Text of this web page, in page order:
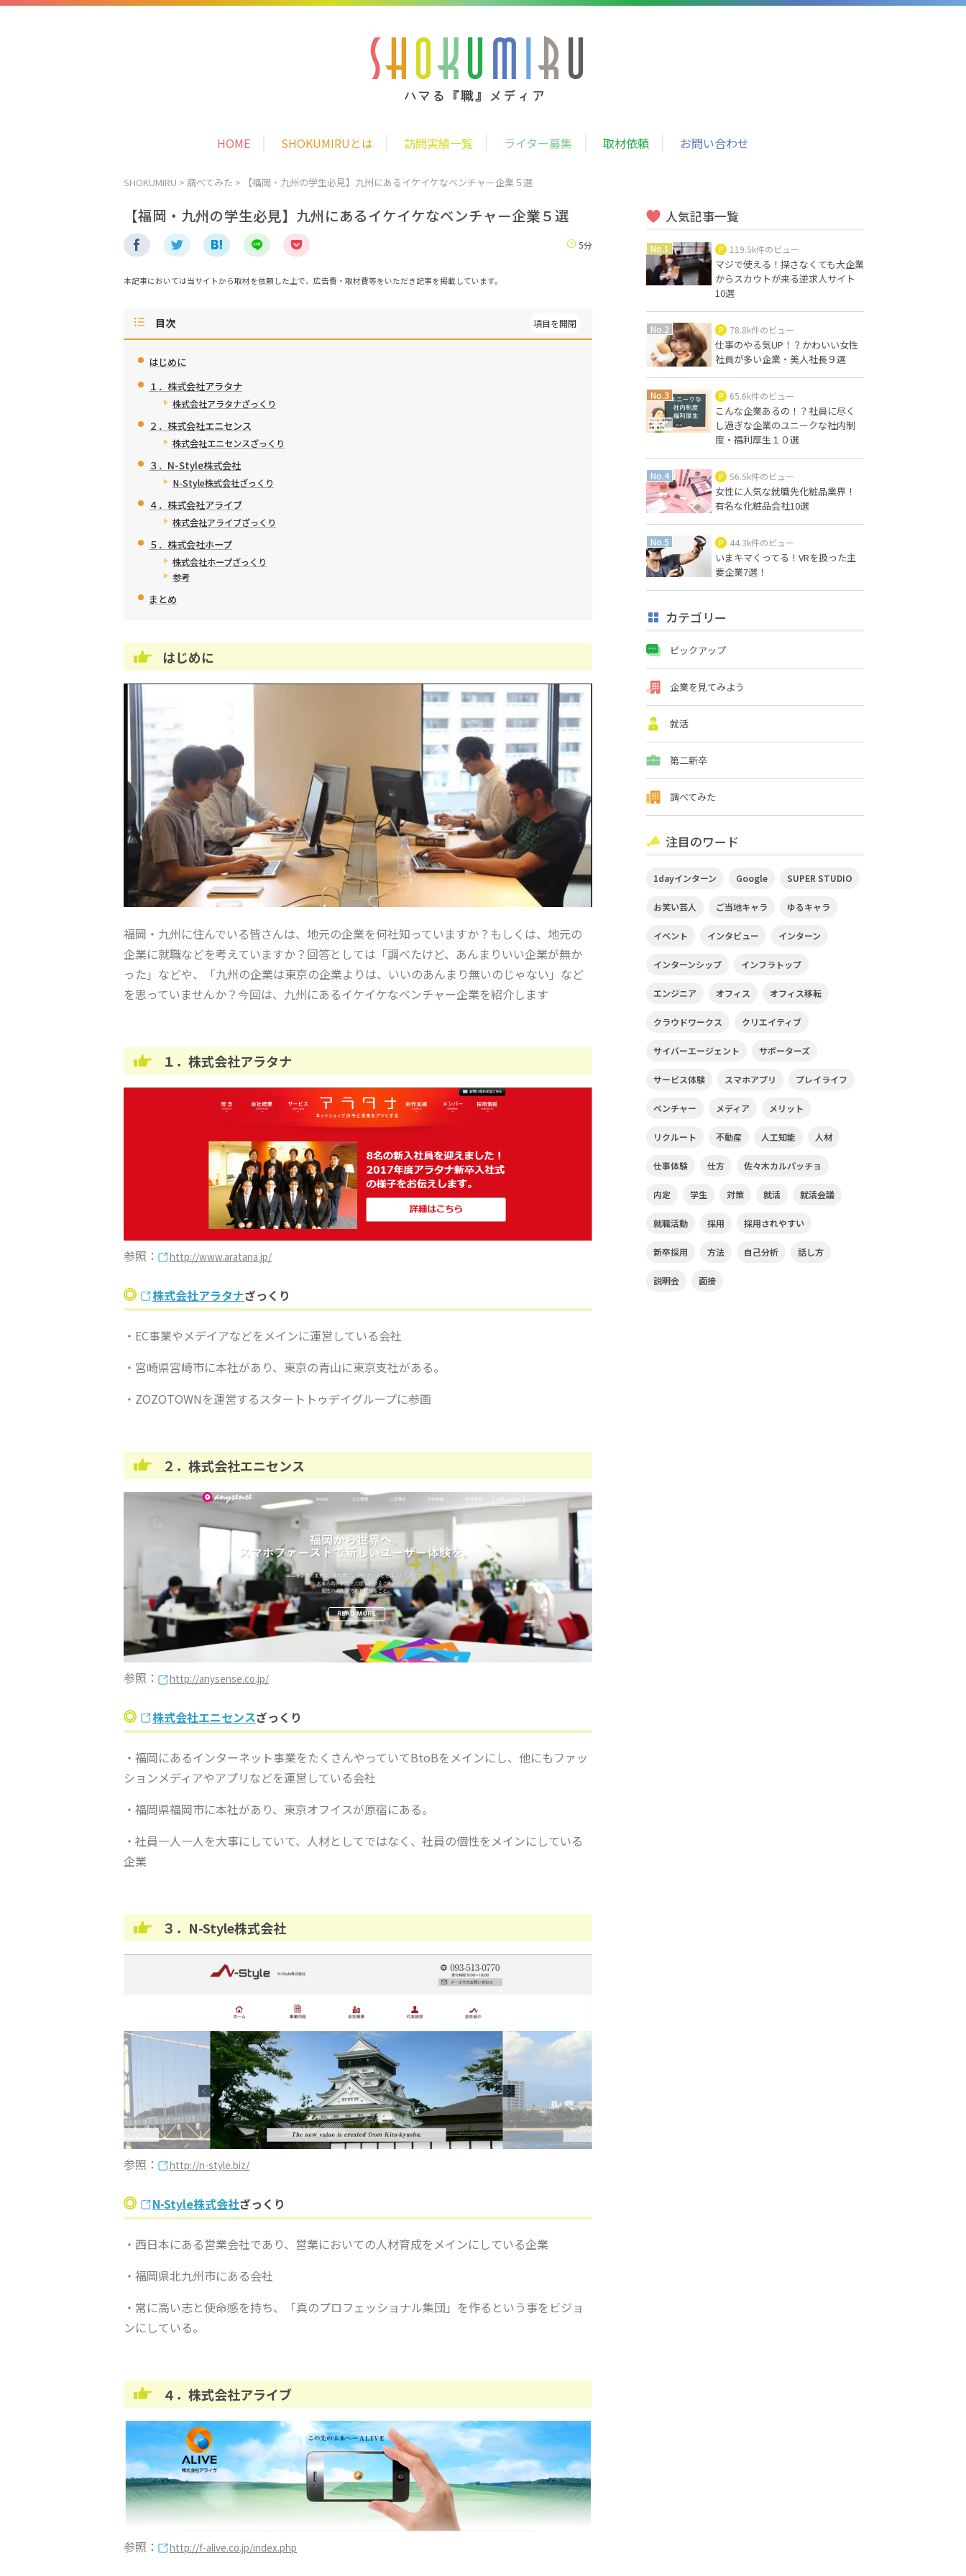
HOME SHOKUMIRUとは 訪問実績一覧 ライター募集 取材依頼 お問い合わせ
SHOKUMIRU > 調べてみた > 【福岡・九州の学生必見】九州にあるイケイケなベンチャー企業５選
【福岡・九州の学生必見】九州にあるイケイケなベンチャー企業５選
5分
本記事においては当サイトから取材を依頼した上で、広告費・取材費等をいただき記事を掲載しています。
目次
はじめに
１．株式会社アラタナ
株式会社アラタナざっくり
２．株式会社エニセンス
株式会社エニセンスざっくり
３．N-Style株式会社
N-Style株式会社ざっくり
４．株式会社アライブ
株式会社アライブざっくり
５．株式会社ホープ
株式会社ホープざっくり
参考
まとめ
はじめに
福岡・九州に住んでいる皆さんは、地元の企業を何社知っていますか？もしくは、地元の
企業に就職などを考えていますか？回答としては「調べたけど、あんまりいい企業が無か
った」などや、「九州の企業は東京の企業よりは、いいのあんまり無いのじゃない」など
を思っていませんか？今回は、九州にあるイケイケなベンチャー企業を紹介します
１．株式会社アラタナ
参照： http://www.aratana.jp/
株式会社アラタナざっくり
・EC事業やメデイアなどをメインに運営している会社
・宮崎県宮崎市に本社があり、東京の青山に東京支社がある。
・ZOZOTOWNを運営するスタートトゥデイグループに参画
２．株式会社エニセンス
参照： http://anysense.co.jp/
株式会社エニセンスざっくり
・福岡にあるインターネット事業をたくさんやっていてBtoBをメインにし、他にもファッ
ションメディアやアプリなどを運営している会社
・福岡県福岡市に本社があり、東京オフイスが原宿にある。
・社員一人一人を大事にしていて、人材としてではなく、社員の個性をメインにしている
企業
３．N-Style株式会社
参照： http://n-style.biz/
N-Style株式会社ざっくり
・西日本にある営業会社であり、営業においての人材育成をメインにしている企業
・福岡県北九州市にある会社
・常に高い志と使命感を持ち、「真のプロフェッショナル集団」を作るという事をビジョ
ンにしている。
４．株式会社アライブ
参照： http://f-alive.co.jp/index.php
人気記事一覧
119.5k件のビュー
マジで使える！探さなくても大企業
からスカウトが来る逆求人サイト
10選
78.8k件のビュー
仕事のやる気UP！？かわいい女性
社員が多い企業・美人社長９選
65.6k件のビュー
こんな企業あるの！？社員に尽く
し過ぎな企業のユニークな社内制
度・福利厚生１０選
56.5k件のビュー
女性に人気な就職先化粧品業界！
有名な化粧品会社10選
44.3k件のビュー
いまキマくってる！VRを扱った主
要企業7選！
カテゴリー
ピックアップ
企業を見てみよう
就活
第二新卒
調べてみた
注目のワード
1dayインターン Google SUPER STUDIO
お笑い芸人 ご当地キャラ ゆるキャラ
イベント インタビュー インターン
インターンシップ インフラトップ
エンジニア オフィス オフィス移転
クラウドワークス クリエイティブ
サイバーエージェント サポーターズ
サービス体験 スマホアプリ プレイライフ
ベンチャー メディア メリット
リクルート 不動産 人工知能 人材
仕事体験 仕方 佐々木カルパッチョ
内定 学生 対策 就活 就活会議
就職活動 採用 採用されやすい
新卒採用 方法 自己分析 話し方
説明会 面接